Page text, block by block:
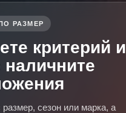
РАЗМЕР
критерий и
наличните
размер, сезон или марка, а